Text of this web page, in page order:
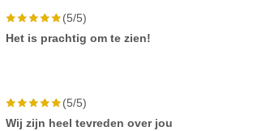
(5/5)
Het is prachtig om te zien!
(5/5)
Wij zijn heel tevreden over jou